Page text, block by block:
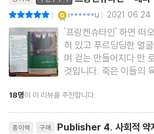
아 선보인다.| i******u | 2021.06.24
'프랑켄슈타인' 하면 떠
혀 있고 푸르딩딩한 얼
며 걷는 만들어지다 만
것입니다. 죽은 이들의
립형 괴물, 그리고 자
이려는 배은망덕한 존재
대한 이미지였습니다.
을 활짝 열었다는 평가
18명이 이 리뷰를 추천합니다.
종이책 구매
Publisher 4. 사회적 약